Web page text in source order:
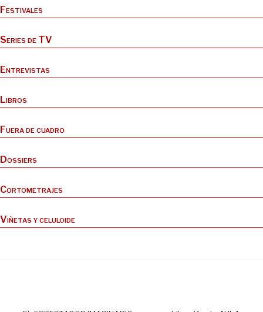
Festivales
Series de TV
Entrevistas
Libros
Fuera de cuadro
Dossiers
Cortometrajes
Viñetas y celuloide